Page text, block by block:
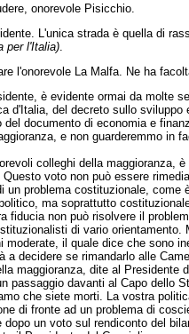
onorevole Pisicchio.
L'unica strada è quella di
per l'Italia)
l'onorevole La Malfa. Ne ha
è evidente ormai da molte
d'Italia, del decreto sullo
documento di economia e
e non guarderemmo in
colleghi della
voto non può essere
un problema costituzionale,
ma soprattutto
fiducianon può risolvere il
di vario
moderate, il quale dice che sono
a decidere se rimandarlo alle
maggioranza, dite al
passaggio davanti al Capo dello
che siete morti. La vostra
di fronte ad un problema di
dopo un voto sul rendiconto del